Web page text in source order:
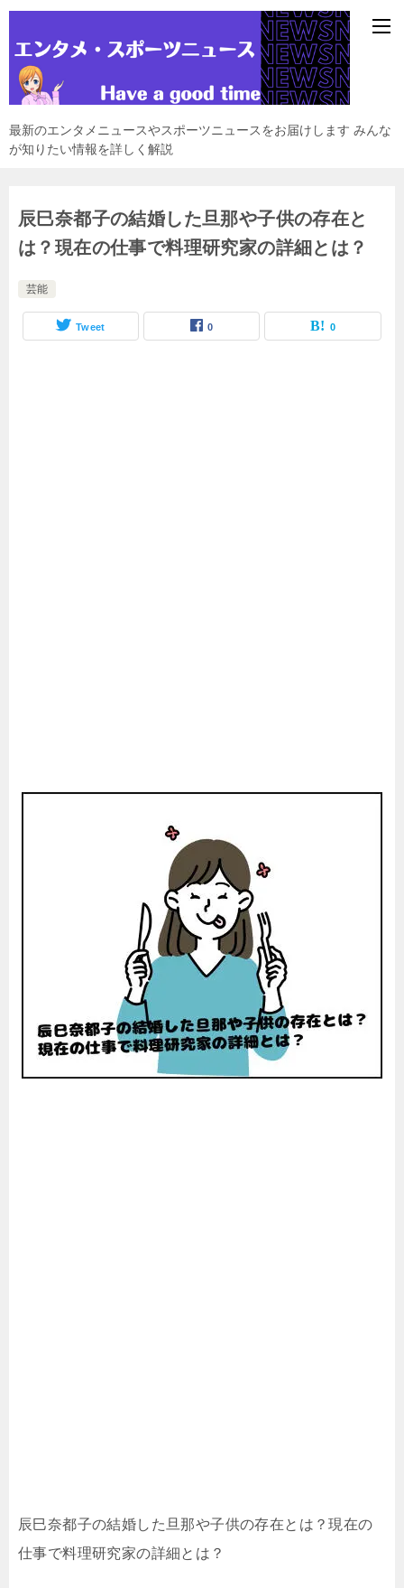
最新のエンタメニュースやスポーツニュースをお届けします みんな
が知りたい情報を詳しく解説
辰巳奈都子の結婚した旦那や子供の存在と
は？現在の仕事で料理研究家の詳細とは？
芸能
Tweet 0 0
辰巳奈都子の結婚した旦那や子供の存在とは？現在の
仕事で料理研究家の詳細とは？